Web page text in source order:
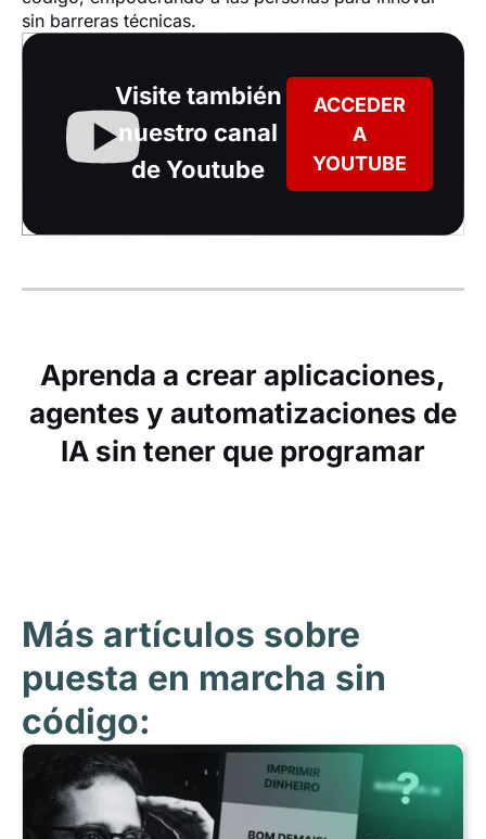
sin barreras técnicas.
Visite también
nuestro canal
de Youtube
ACCEDER
A
YOUTUBE
Aprenda a crear aplicaciones,
agentes y automatizaciones de
IA sin tener que programar
Más artículos sobre
puesta en marcha sin
código: